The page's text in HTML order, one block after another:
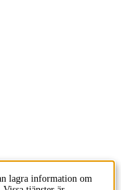
lagra information om